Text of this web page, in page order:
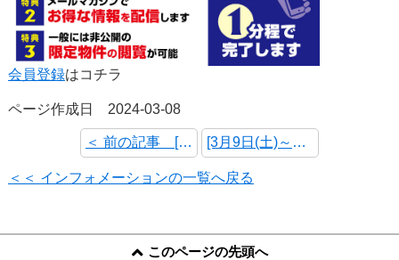
会員登録はコチラ
ページ作成日 2024-03-08
＜ 前の記事 [週末(3/16～3/17)のＷＥＢチラシを更新しました！] [3月9日(土)～3月10日(日) オープンハウス・予約制内覧会 開催情報] 次の記事 ＞
＜＜ インフォメーションの一覧へ戻る
このページの先頭へ